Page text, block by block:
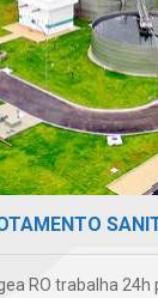
RO trabalha 24h